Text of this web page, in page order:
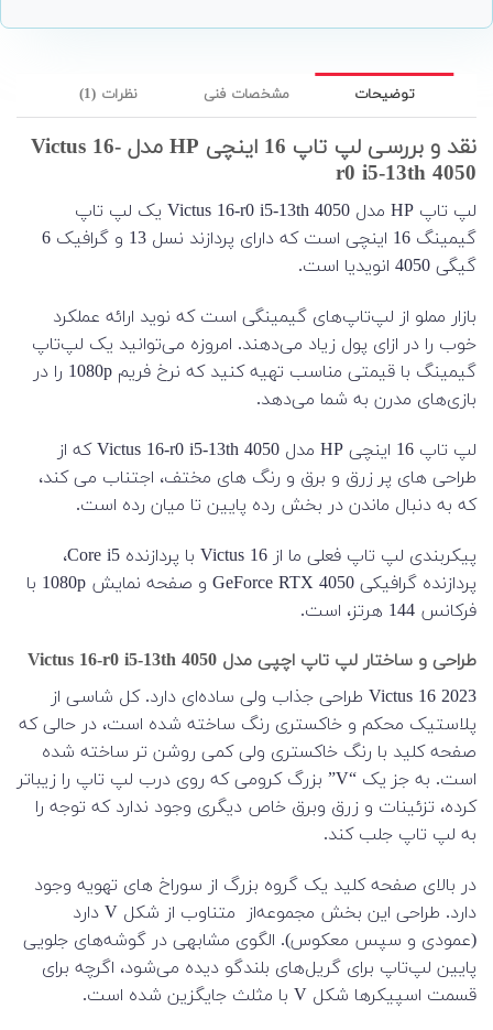
توضیحات مشخصات فنی نظرات (1)
نقد و بررسی لپ تاپ 16 اینچی HP مدل Victus 16-
r0 i5-13th 4050
لپ تاپ HP مدل Victus 16-r0 i5-13th 4050 یک لپ تاپ
گیمینگ 16 اینچی است که دارای پردازند نسل 13 و گرافیک 6
گیگی 4050 انویدیا است.
بازار مملو از لپ‌تاپ‌های گیمینگی است که نوید ارائه عملکرد
خوب را در ازای پول زیاد می‌دهند. امروزه می‌توانید یک لپ‌تاپ
گیمینگ با قیمتی مناسب تهیه کنید که نرخ فریم 1080p را در
بازی‌های مدرن به شما می‌دهد.
لپ تاپ 16 اینچی HP مدل Victus 16-r0 i5-13th 4050 که از
طراحی های پر زرق و برق و رنگ های مختف، اجتناب می کند،
که به دنبال ماندن در بخش رده پایین تا میان رده است.
پیکربندی لپ تاپ فعلی ما از Victus 16 با پردازنده Core i5،
پردازنده گرافیکی GeForce RTX 4050 و صفحه نمایش 1080p با
فرکانس 144 هرتز، است.
طراحی و ساختار لپ تاپ اچپی مدل Victus 16-r0 i5-13th 4050
Victus 16 2023 طراحی جذاب ولی ساده‌ای دارد. کل شاسی از
پلاستیک محکم و خاکستری رنگ ساخته شده است، در حالی که
صفحه کلید با رنگ خاکستری ولی کمی روشن تر ساخته شده
است. به جز یک “V” بزرگ کرومی که روی درب لپ تاپ را زیباتر
کرده، تزئینات و زرق وبرق خاص دیگری وجود ندارد که توجه را
به لپ تاپ جلب کند.
در بالای صفحه کلید یک گروه بزرگ از سوراخ های تهویه وجود
دارد. طراحی این بخش مجموعه‌از متناوب از شکل V دارد
(عمودی و سپس معکوس). الگوی مشابهی در گوشه‌های جلویی
پایین لپ‌تاپ برای گریل‌های بلندگو دیده می‌شود، اگرچه برای
قسمت اسپیکرها شکل V با مثلث جایگزین شده است.